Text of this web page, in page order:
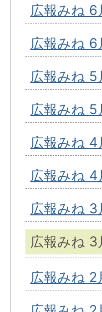
広報みね 6
広報みね 6
広報みね
広報みね 5
広報みね 4
広報みね 4
広報みね 3
広報みね 3
広報みね 2